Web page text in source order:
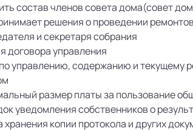
состав членов совета дома(совет
решения о проведении
и секретаря собрания
договора управления
управлению, содержанию и текущему
размер платы за пользование
уведомления собственников о
копии протокола и других